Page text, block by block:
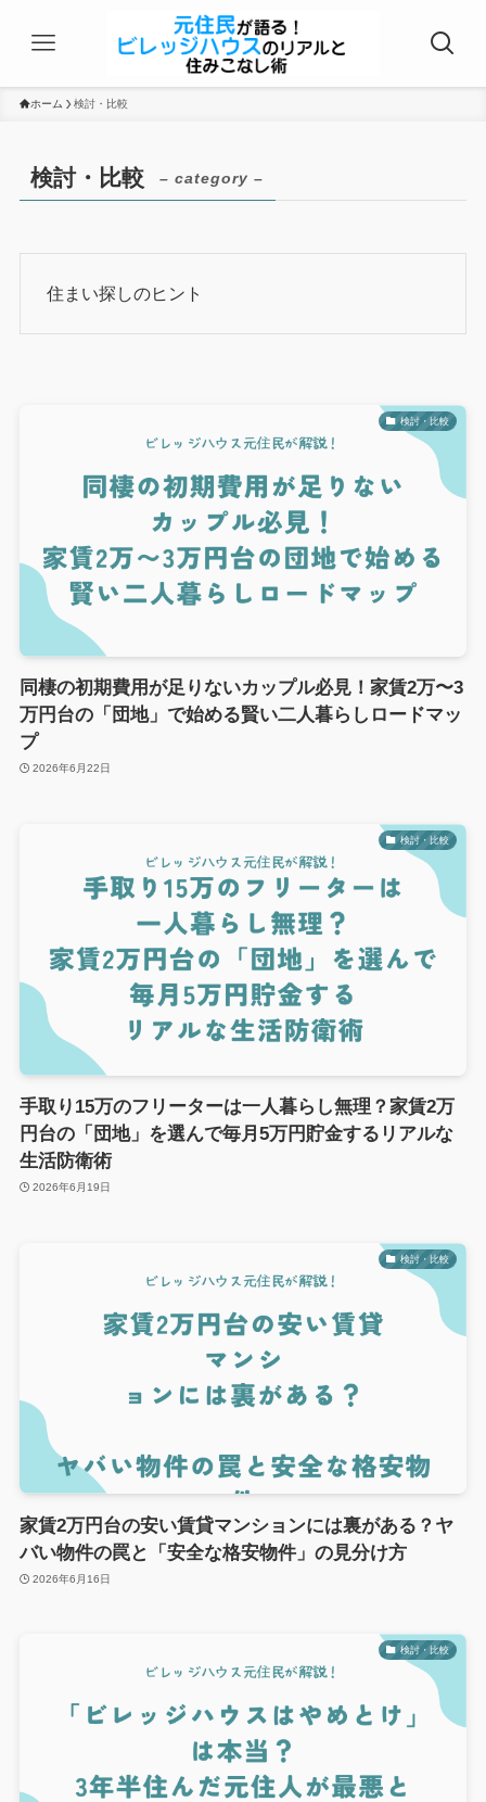
ホーム 検討・比較
検討・比較 – category –
住まい探しのヒント
検討・比較
同棲の初期費用が足りないカップル必見！家賃2万〜3
万円台の「団地」で始める賢い二人暮らしロードマッ
プ
2026年6月22日
検討・比較
手取り15万のフリーターは一人暮らし無理？家賃2万
円台の「団地」を選んで毎月5万円貯金するリアルな
生活防衛術
2026年6月19日
検討・比較
家賃2万円台の安い賃貸マンションには裏がある？ヤ
バい物件の罠と「安全な格安物件」の見分け方
2026年6月16日
検討・比較